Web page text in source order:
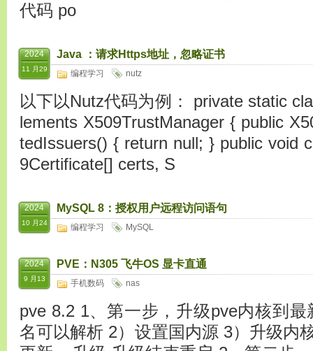
代码 po
2024
11 月29
Java ：请求Https地址，忽略证书
编程学习 nutz
以下以Nutz代码为例： private static
lements X509TrustManager { public
tedIssuers() { return null; } public void
9Certificate[] certs, S
2024
10 月24
MySQL 8：授权用户远程访问语句
编程学习 MySQL
2024
9 月13
PVE：N305 飞牛OS 显卡直通
手机数码 nas
pve 8.2 1、第一步，升级pve内核到
名可以解析 2）设置国内源 3）升级内